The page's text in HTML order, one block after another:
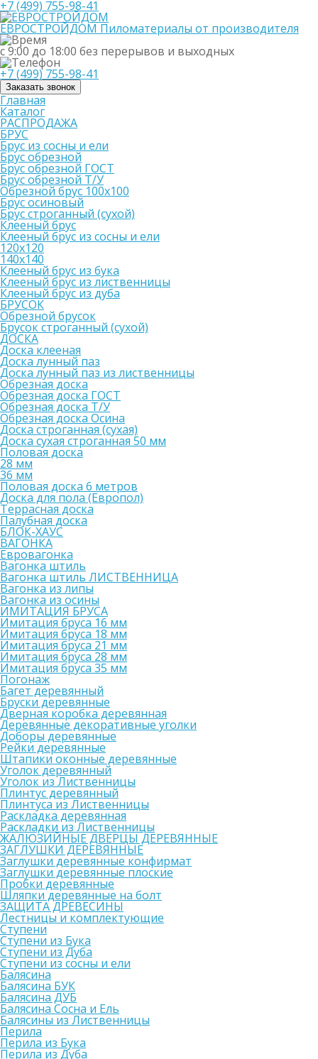
+7 (499) 755-98-41
ЕВРОСТРОЙДОМ Пиломатериалы от производителя
с 9:00 до 18:00 без перерывов и выходных
+7 (499) 755-98-41
Заказать звонок
Главная
Каталог
РАСПРОДАЖА
БРУС
Брус из сосны и ели
Брус обрезной
Брус обрезной ГОСТ
Брус обрезной Т/У
Обрезной брус 100х100
Брус осиновый
Брус строганный (сухой)
Клееный брус
Клееный брус из сосны и ели
120х120
140х140
Клееный брус из бука
Клееный брус из лиственницы
Клееный брус из дуба
БРУСОК
Обрезной брусок
Брусок строганный (сухой)
ДОСКА
Доска клееная
Доска лунный паз
Доска лунный паз из лиственницы
Обрезная доска
Обрезная доска ГОСТ
Обрезная доска Т/У
Обрезная доска Осина
Доска строганная (сухая)
Доска сухая строганная 50 мм
Половая доска
28 мм
36 мм
Половая доска 6 метров
Доска для пола (Европол)
Террасная доска
Палубная доска
БЛОК-ХАУС
ВАГОНКА
Евровагонка
Вагонка штиль
Вагонка штиль ЛИСТВЕННИЦА
Вагонка из липы
Вагонка из осины
ИМИТАЦИЯ БРУСА
Имитация бруса 16 мм
Имитация бруса 18 мм
Имитация бруса 21 мм
Имитация бруса 28 мм
Имитация бруса 35 мм
Погонаж
Багет деревянный
Бруски деревянные
Дверная коробка деревянная
Деревянные декоративные уголки
Доборы деревянные
Рейки деревянные
Штапики оконные деревянные
Уголок деревянный
Уголок из Лиственницы
Плинтус деревянный
Плинтуса из Лиственницы
Раскладка деревянная
Раскладки из Лиственницы
ЖАЛЮЗИЙНЫЕ ДВЕРЦЫ ДЕРЕВЯННЫЕ
ЗАГЛУШКИ ДЕРЕВЯННЫЕ
Заглушки деревянные конфирмат
Заглушки деревянные плоские
Пробки деревянные
Шляпки деревянные на болт
ЗАЩИТА ДРЕВЕСИНЫ
Лестницы и комплектующие
Ступени
Ступени из Бука
Ступени из Дуба
Ступени из сосны и ели
Балясина
Балясина БУК
Балясина ДУБ
Балясина Сосна и Ель
Балясины из Лиственницы
Перила
Перила из Бука
Перила из Дуба